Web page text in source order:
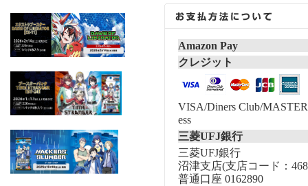
Amazon Pay
クレジット
VISA/Diners Club/
ess
三菱UFJ銀行
三菱UFJ銀行
沼津支店(支店コード：
普通口座 0162890